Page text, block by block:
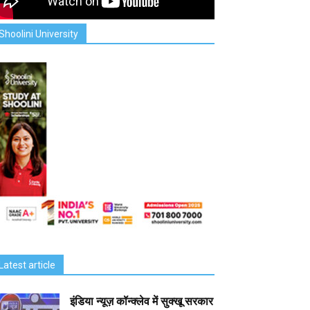
University
article
इंडिया न्यूज़ कॉन्क्लेव में सुक्खू सरकार